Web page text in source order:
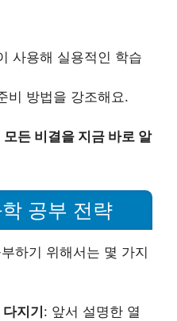
사용해 실용적인 학습
비 방법을 강조해요.
든 비결을 지금 바로 알
공부 전략
하기 위해서는 몇 가지
지기 : 앞서 설명한 열